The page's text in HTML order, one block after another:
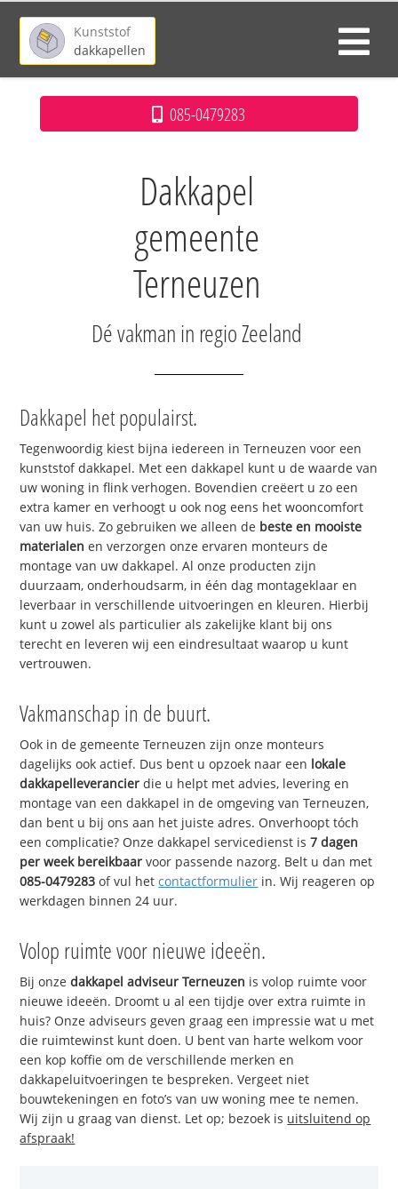
Kunststof
dakkapellen
085-0479283
Dakkapel
gemeente
Terneuzen
Dé vakman in regio Zeeland
Dakkapel het populairst.
Tegenwoordig kiest bijna iedereen in Terneuzen voor een
kunststof dakkapel. Met een dakkapel kunt u de waarde van
uw woning in flink verhogen. Bovendien creëert u zo een
extra kamer en verhoogt u ook nog eens het wooncomfort
van uw huis. Zo gebruiken we alleen de beste en mooiste
materialen en verzorgen onze ervaren monteurs de
montage van uw dakkapel. Al onze producten zijn
duurzaam, onderhoudsarm, in één dag montageklaar en
leverbaar in verschillende uitvoeringen en kleuren. Hierbij
kunt u zowel als particulier als zakelijke klant bij ons
terecht en leveren wij een eindresultaat waarop u kunt
vertrouwen.
Vakmanschap in de buurt.
Ook in de gemeente Terneuzen zijn onze monteurs
dagelijks ook actief. Dus bent u opzoek naar een lokale
dakkapelleverancier die u helpt met advies, levering en
montage van een dakkapel in de omgeving van Terneuzen,
dan bent u bij ons aan het juiste adres. Onverhoopt tóch
een complicatie? Onze dakkapel servicedienst is7 dagen
per week bereikbaar voor passende nazorg. Belt u dan met
085-0479283 of vul hetcontactformulier in. Wij reageren op
werkdagen binnen 24 uur.
Volop ruimte voor nieuwe ideeën.
Bij onzedakkapel adviseur Terneuzen is volop ruimte voor
nieuwe ideeën. Droomt u al een tijdje over extra ruimte in
huis? Onze adviseurs geven graag een impressie wat u met
die ruimtewinst kunt doen. U bent van harte welkom voor
een kop koffie om de verschillende merken en
dakkapeluitvoeringen te bespreken. Vergeet niet
bouwtekeningen en foto’s van uw woning mee te nemen.
Wij zijn u graag van dienst. Let op; bezoek is uitsluitend op
afspraak!